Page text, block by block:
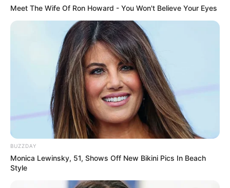
Meet The Wife Of Ron Howard - You Won't Believe Your Eyes
BUZZDAY
Monica Lewinsky, 51, Shows Off New Bikini Pics In Beach
Style